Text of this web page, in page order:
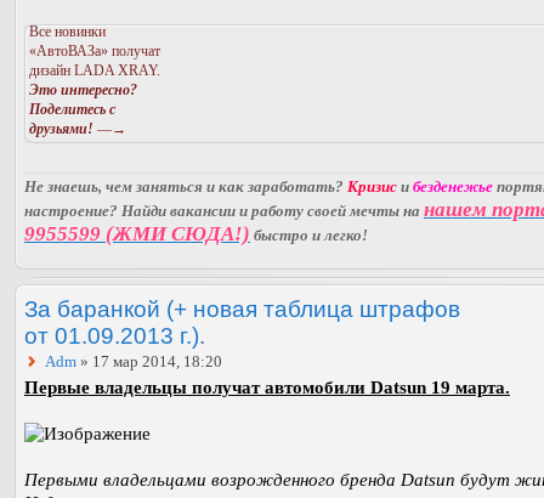
Все новинки
«АвтоВАЗа» получат
дизайн LADA XRAY.
Это интересно?
Поделитесь с
друзьями! —→
Не знаешь, чем заняться и как заработать? Кризис и безденежье
настроение? Найди вакансии и работу своей мечты на нашем
9955599 (ЖМИ СЮДА!) быстро и легко!
За баранкой (+ новая таблица штрафов
от 01.09.2013 г.).
Adm » 17 мар 2014, 18:20
Первые владельцы получат автомобили Datsun 19 марта.
Первыми владельцами возрожденного бренда Datsun будут